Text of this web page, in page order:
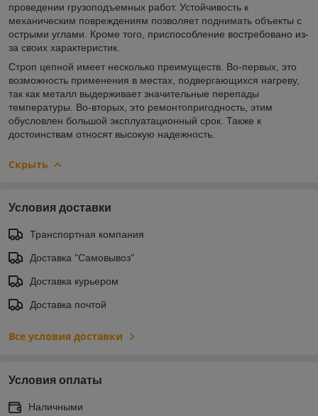
проведении грузоподъемных работ. Устойчивость к
механическим повреждениям позволяет поднимать объекты с
острыми углами. Кроме того, приспособление востребовано из-
за своих характеристик.
Строп цепной имеет несколько преимуществ. Во-первых, это
возможность применения в местах, подвергающихся нагреву,
так как металл выдерживает значительные перепады
температуры. Во-вторых, это ремонтопригодность, этим
обусловлен большой эксплуатационный срок. Также к
достоинствам относят высокую надежность.
Скрыть
Условия доставки
Транспортная компания
Доставка "Самовывоз"
Доставка курьером
Доставка почтой
Все условия доставки
Условия оплаты
Наличными